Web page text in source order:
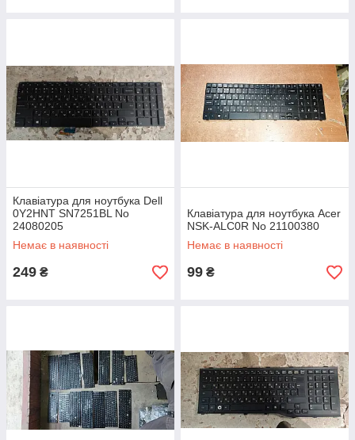
Клавіатура для ноутбука Dell
0Y2HNT SN7251BL No
24080205
Немає в наявності
249 ₴
Клавіатура для ноутбука Acer
NSK-ALC0R No 21100380
Немає в наявності
99 ₴